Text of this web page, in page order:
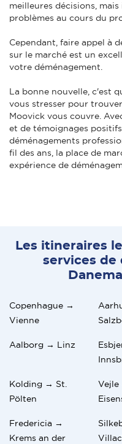
meilleures décisions,
problèmes au cours du
Cependant, faire appel à
sur le marché est un
votre déménagement.
La bonne nouvelle, c'est
vous stresser pour
Moovick vous couvre.
et de témoignages
déménagements
fil des ans, la place de
expérience de
Les itineraires
services de
Copenhague →
Vienne
Aalborg → Linz
Kolding → St.
Pölten
Vejle
Fredericia →
Krems an der